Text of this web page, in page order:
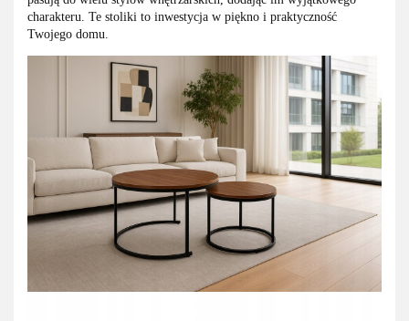
charakteru. Te stoliki to inwestycja w piękno i praktyczność
Twojego domu.